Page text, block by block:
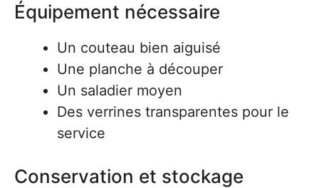
Équipement nécessaire
Un couteau bien aiguisé
Une planche à découper
Un saladier moyen
Des verrines transparentes pour le
service
Conservation et stockage